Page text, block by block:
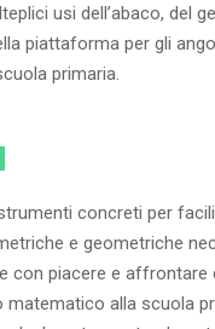
usi dell’abaco, del
piattaforma per gli
primaria.
concreti per
e geometriche
con piacere e affrontare
matematico alla scuola